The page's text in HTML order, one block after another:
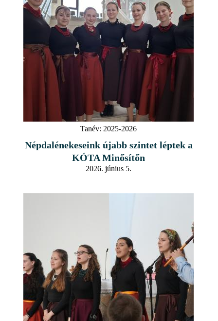
Tanév: 2025-2026
Népdalénekeseink újabb szintet léptek a
KÓTA Minősítőn
2026. június 5.